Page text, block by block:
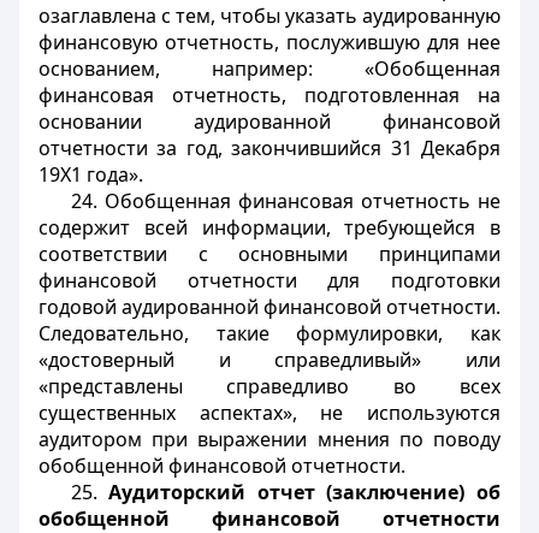
озаглавлена с тем, чтобы указать аудированную
финансовую отчетность, послужившую для нее
основанием, например: «Обобщенная
финансовая отчетность, подготовленная на
основании аудированной финансовой
отчетности за год, закончившийся 31 Декабря
19X1 года».
24. Обобщенная финансовая отчетность не
содержит всей информации, требующейся в
соответствии с основными принципами
финансовой отчетности для подготовки
годовой аудированной финансовой отчетности.
Следовательно, такие формулировки, как
«достоверный и справедливый» или
«представлены справедливо во всех
существенных аспектах», не используются
аудитором при выражении мнения по поводу
обобщенной финансовой отчетности.
25.Аудиторский отчет (заключение) об
обобщенной финансовой отчетности